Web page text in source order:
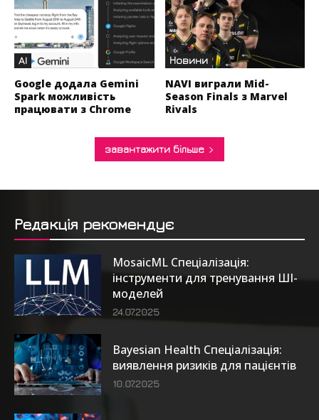
AI
Google додала Gemini
Spark можливість
працювати з Chrome
Новини
NAVI виграли Mid-
Season Finals з Marvel
Rivals
завантажити більше
Редакція рекомендує
MosaicML Спеціалізація:
інструменти для тренування ШІ-
моделей
24.07.2025
Bayesian Health Спеціалізація:
виявлення ризиків для пацієнтів
10.07.2025